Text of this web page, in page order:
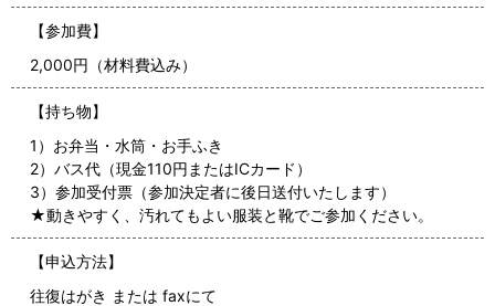
【参加費】
2,000円（材料費込み）
【持ち物】
1）お弁当・水筒・お手ふき
2）バス代（現金110円またはICカード）
3）参加受付票（参加決定者に後日送付いたします）
★動きやすく、汚れてもよい服装と靴でご参加ください。
【申込方法】
往復はがき または faxにて